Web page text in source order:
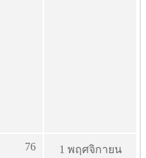
76
1 พฤศจิกายน